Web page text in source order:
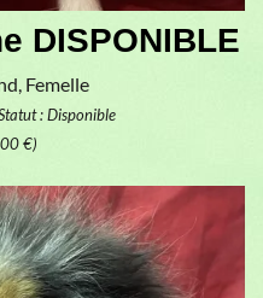
DISPONIBLE
Femelle
: Disponible
€)